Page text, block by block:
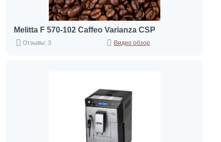
Melitta F 570-102 Caffeo Varianza CSP
Отзывы: 3 Видео обзор